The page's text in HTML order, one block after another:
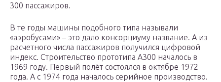
300 пассажиров.
В те годы машины подобного типа называли
«аэробусами» – это дало консорциуму название. А из
расчетного числа пассажиров получился цифровой
индекс. Строительство прототипа А300 началось в
1969 году. Первый полёт состоялся в октябре 1972
года. А с 1974 года началось серийное производство.